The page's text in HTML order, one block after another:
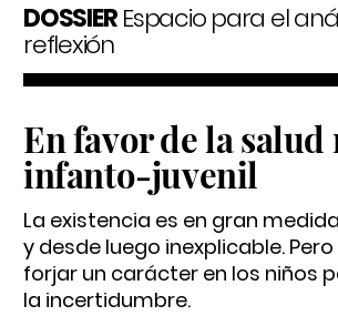
DOSSIEREspacio para el
reflexión
En favor de la salud
infanto-juvenil
La existencia es en gran
y desde luego inexplicable.
forjar un carácter en los niños
la incertidumbre.